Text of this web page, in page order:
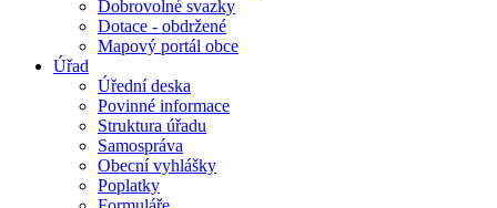
Dobrovolné svazky
Dotace - obdržené
Mapový portál obce
Úřad
Úřední deska
Povinné informace
Struktura úřadu
Samospráva
Obecní vyhlášky
Poplatky